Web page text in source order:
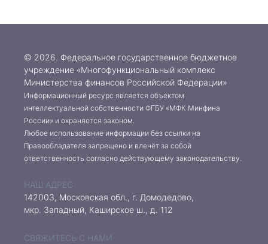
© 2026. Федеральное государственное бюджетное
учреждение «Многофункциональный комплекс
Министерства финансов Российской Федерации»
Информационный ресурс является объектом
интеллектуальной собственности ФГБУ «МФК Минфина
России» и охраняется законом.
Любое использование информации без ссылки на
Правообладателя запрещено и влечёт за собой
ответственность согласно действующему законодательству.
НАШ АДРЕС
142003, Московская обл., г. Домодедово,
мкр. Западный, Каширское ш., д. 112
СВЯЖИТЕСЬ С НАМИ